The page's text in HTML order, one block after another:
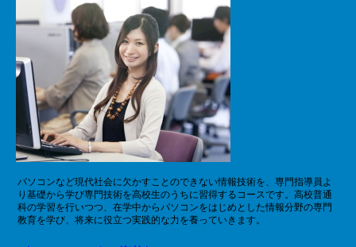
パソコンなど現代社会に欠かすことのできない情報技術を、専門指導員よ
り基礎から学び専門技術を高校生のうちに習得するコースです。高校普通
科の学習を行いつつ、在学中からパソコンをはじめとした情報分野の専門
教育を学び、将来に役立つ実践的な力を養っていきます。